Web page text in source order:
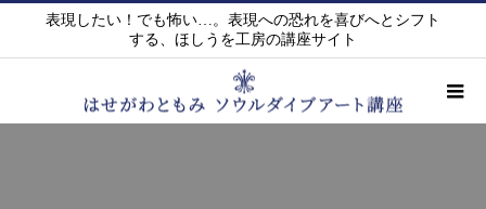
表現したい！でも怖い…。表現への恐れを喜びへとシフト
する、ほしうを工房の講座サイト